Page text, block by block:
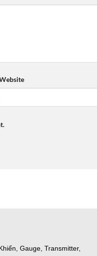
Gauge, Transmitter,